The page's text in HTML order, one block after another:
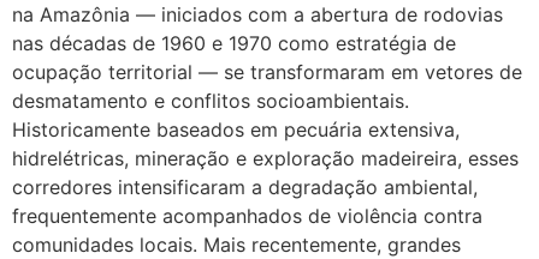
na Amazônia — iniciados com a abertura de rodovias
nas décadas de 1960 e 1970 como estratégia de
ocupação territorial — se transformaram em vetores de
desmatamento e conflitos socioambientais.
Historicamente baseados em pecuária extensiva,
hidrelétricas, mineração e exploração madeireira, esses
corredores intensificaram a degradação ambiental,
frequentemente acompanhados de violência contra
comunidades locais. Mais recentemente, grandes